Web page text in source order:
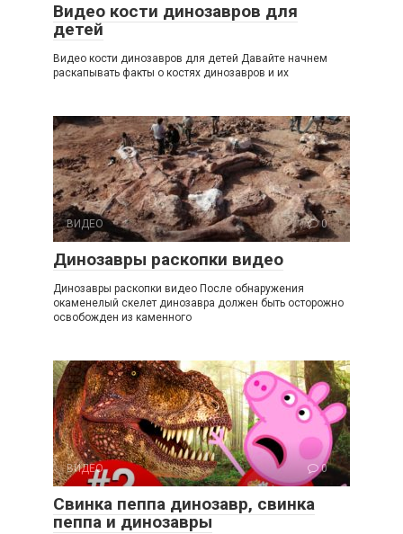
Видео кости динозавров для
детей
Видео кости динозавров для детей Давайте начнем
раскапывать факты о костях динозавров и их
ВИДЕО 0
Динозавры раскопки видео
Динозавры раскопки видео После обнаружения
окаменелый скелет динозавра должен быть осторожно
освобожден из каменного
ВИДЕО 0
Свинка пеппа динозавр, свинка
пеппа и динозавры